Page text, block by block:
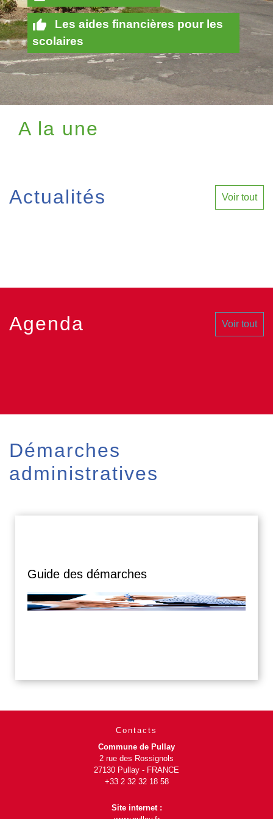
thumb_up
Les aides financières pour les
scolaires
A la une
Actualités Voir tout
Agenda Voir tout
Démarches
administratives
Guide des démarches
Contacts
Commune de Pullay
2 rue des Rossignols
27130 Pullay - FRANCE
+33 2 32 32 18 58
Site internet :